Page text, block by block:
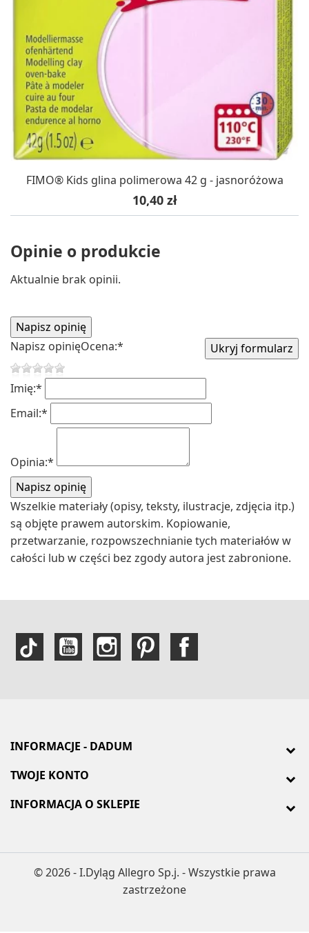
FIMO® Kids glina polimerowa 42 g - jasnoróżowa
Cena
10,40 zł
Opinie o produkcie
Aktualnie brak opinii.
Napisz opinięOcena:*
Imię:*
Email:*
Opinia:*
Wszelkie materiały (opisy, teksty, ilustracje, zdjęcia itp.)
są objęte prawem autorskim. Kopiowanie,
przetwarzanie, rozpowszechnianie tych materiałów w
całości lub w części bez zgody autora jest zabronione.
INFORMACJE - DADUM
TWOJE KONTO
INFORMACJA O SKLEPIE
© 2026 - I.Dyląg Allegro Sp.j. - Wszystkie prawa
zastrzeżone